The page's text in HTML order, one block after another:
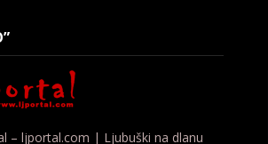
– ljportal.com | Ljubuški na dlanu